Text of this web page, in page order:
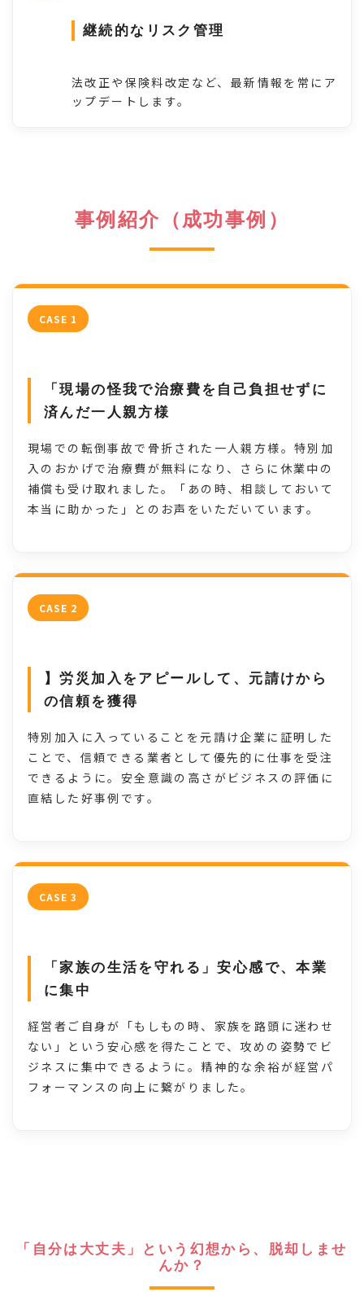
継続的なリスク管理
法改正や保険料改定など、最新情報を常にア
ップデートします。
事例紹介（成功事例）
CASE 1
「現場の怪我で治療費を自己負担せずに
済んだ一人親方様
現場での転倒事故で骨折された一人親方様。特別加
入のおかげで治療費が無料になり、さらに休業中の
補償も受け取れました。「あの時、相談しておいて
本当に助かった」とのお声をいただいています。
CASE 2
】労災加入をアピールして、元請けから
の信頼を獲得
特別加入に入っていることを元請け企業に証明した
ことで、信頼できる業者として優先的に仕事を受注
できるように。安全意識の高さがビジネスの評価に
直結した好事例です。
CASE 3
「家族の生活を守れる」安心感で、本業
に集中
経営者ご自身が「もしもの時、家族を路頭に迷わせ
ない」という安心感を得たことで、攻めの姿勢でビ
ジネスに集中できるように。精神的な余裕が経営パ
フォーマンスの向上に繋がりました。
「自分は大丈夫」という幻想から、脱却しませ
んか？